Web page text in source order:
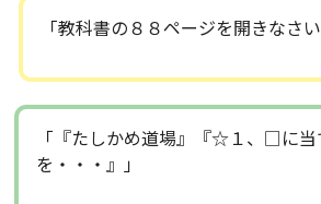
「教科書の８８ページを開きなさい
「『たしかめ道場』『☆１、□に
を・・・』」